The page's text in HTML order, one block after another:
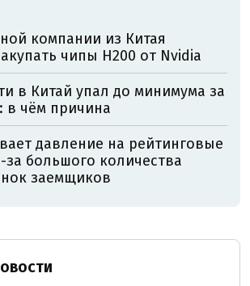
компании из Китая
чипы H200 от Nvidia
в Китай упал до минимума за
в чём причина
давление на рейтинговые
за большого количества
заемщиков